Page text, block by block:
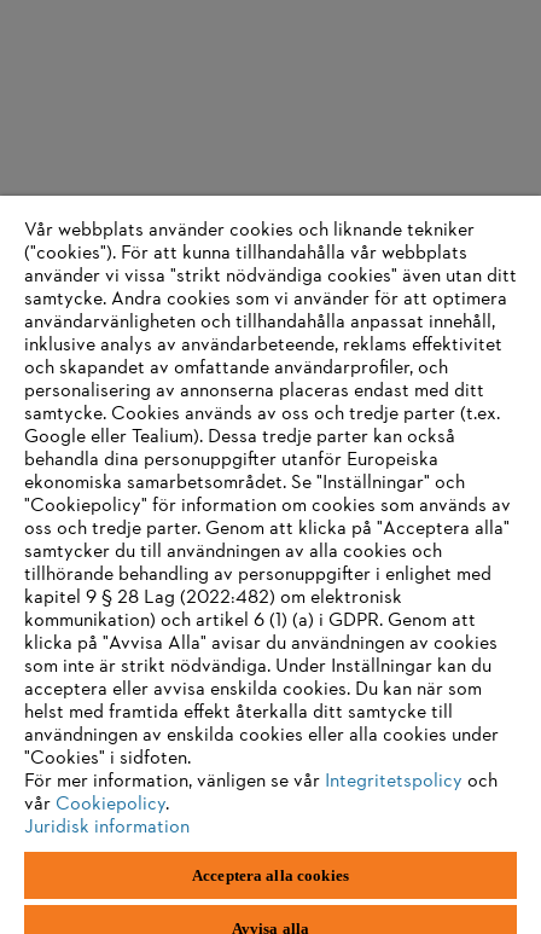
Vår webbplats använder cookies och liknande tekniker
("cookies"). För att kunna tillhandahålla vår webbplats
använder vi vissa "strikt nödvändiga cookies" även utan ditt
samtycke. Andra cookies som vi använder för att optimera
användarvänligheten och tillhandahålla anpassat innehåll,
inklusive analys av användarbeteende, reklams effektivitet
och skapandet av omfattande användarprofiler, och
personalisering av annonserna placeras endast med ditt
samtycke. Cookies används av oss och tredje parter (t.ex.
Google eller Tealium). Dessa tredje parter kan också
behandla dina personuppgifter utanför Europeiska
ekonomiska samarbetsområdet. Se "Inställningar" och
"Cookiepolicy" för information om cookies som används av
oss och tredje parter. Genom att klicka på "Acceptera alla"
samtycker du till användningen av alla cookies och
tillhörande behandling av personuppgifter i enlighet med
kapitel 9 § 28 Lag (2022:482) om elektronisk
kommunikation) och artikel 6 (1) (a) i GDPR. Genom att
klicka på "Avvisa Alla" avisar du användningen av cookies
som inte är strikt nödvändiga. Under Inställningar kan du
acceptera eller avvisa enskilda cookies. Du kan när som
helst med framtida effekt återkalla ditt samtycke till
användningen av enskilda cookies eller alla cookies under
"Cookies" i sidfoten.
För mer information, vänligen se vår Integritetspolicy och
vår Cookiepolicy.
Juridisk information
Acceptera alla cookies
Avvisa alla